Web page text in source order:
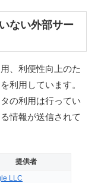
ない外部サー
、利便性向上のた
利用しています。
の利用は行ってい
情報が送信されて
提供者
LLC